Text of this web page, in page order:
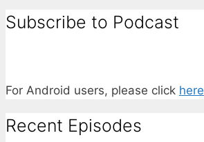
Subscribe to Podcast
For Android users, please click here
Recent Episodes